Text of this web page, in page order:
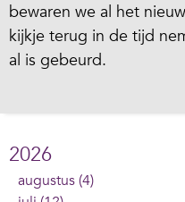
bewaren we al het
kijkje terug in de tijd
al is gebeurd.
2026
augustus (4)